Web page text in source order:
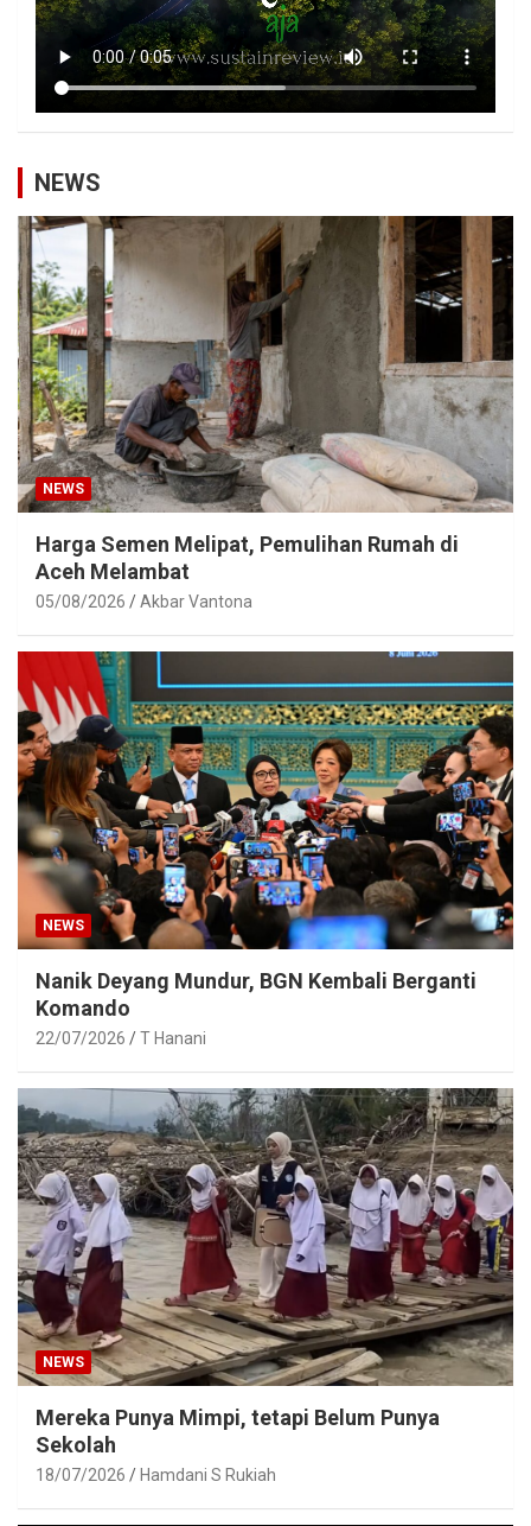
NEWS
NEWS
Harga Semen Melipat, Pemulihan Rumah di
Aceh Melambat
05/08/2026 Akbar Vantona
NEWS
Nanik Deyang Mundur, BGN Kembali Berganti
Komando
22/07/2026 T Hanani
NEWS
Mereka Punya Mimpi, tetapi Belum Punya
Sekolah
18/07/2026 Hamdani S Rukiah